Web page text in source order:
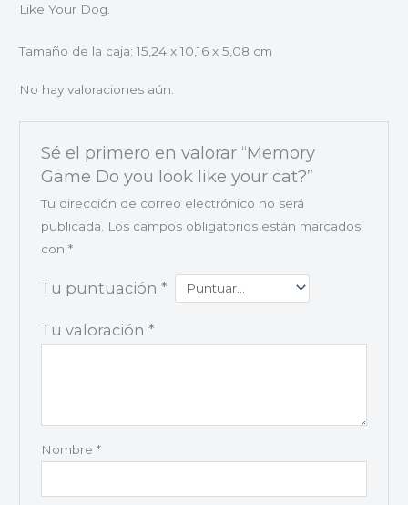
Like Your Dog.
Tamaño de la caja: 15,24 x 10,16 x 5,08 cm
No hay valoraciones aún.
Sé el primero en valorar “Memory
Game Do you look like your cat?”
Tu dirección de correo electrónico no será
publicada.
Los campos obligatorios están marcados
con *
Tu puntuación *
Tu valoración *
Nombre *